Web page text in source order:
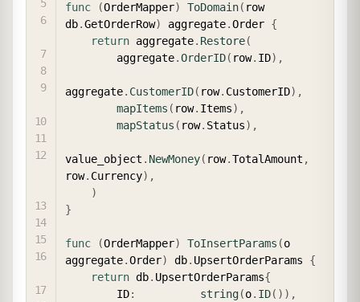
func (OrderMapper) ToDomain( row
db.GetOrderRow) aggregate.Order {
return aggregate. Restore(
        aggregate
.OrderID( row. ID) ,
aggregate. CustomerID( row. CustomerID) ,
mapItems ( row. Items) ,
mapStatus ( row. Status) ,
value_object . NewMoney( row.TotalAmount ,
row. Currency) ,
)
}
func (OrderMapper) ToInsertParams (o
aggregate.Order) db. UpsertOrderParams {
return db. UpsertOrderParams{
        ID
: string(o. ID( ) ) ,